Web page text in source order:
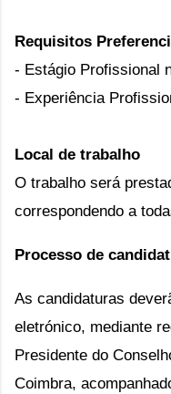
Requisitos
- Estágio Profissional
- Experiência
Local de trabalho
O trabalho será
correspondendo a
Processo de
As candidaturas
eletrónico, mediante
Presidente do
Coimbra,